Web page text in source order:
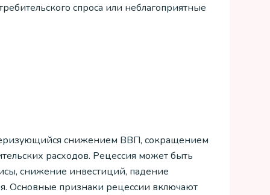
спроса или неблагоприятные
снижением ВВП, сокращением
расходов. Рецессия может быть
снижение инвестиций, падение
Основные признаки рецессии включают